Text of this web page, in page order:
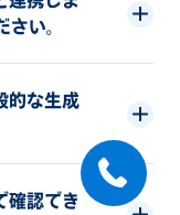
い。
的な生成
確認でき